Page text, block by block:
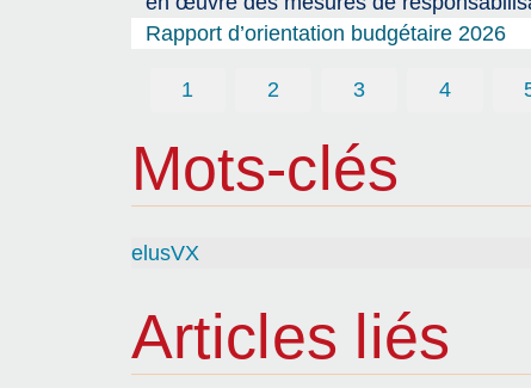
Rapport d’orientation budgétaire 2026
1 2 3 4
Mots-clés
elusVX
Articles liés